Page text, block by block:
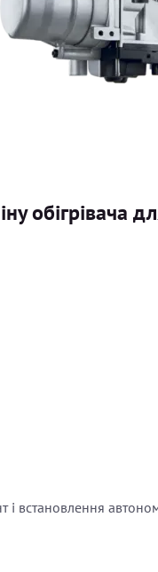
обігрівача
і встановлення